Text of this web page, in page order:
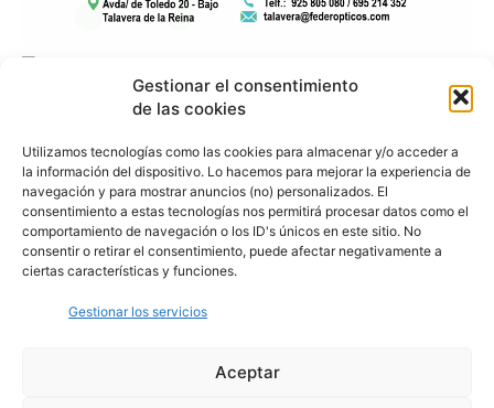
Gestionar el consentimiento
de las cookies
Utilizamos tecnologías como las cookies para almacenar y/o acceder a
la información del dispositivo. Lo hacemos para mejorar la experiencia de
navegación y para mostrar anuncios (no) personalizados. El
consentimiento a estas tecnologías nos permitirá procesar datos como el
comportamiento de navegación o los ID's únicos en este sitio. No
consentir o retirar el consentimiento, puede afectar negativamente a
ciertas características y funciones.
Gestionar los servicios
Aceptar